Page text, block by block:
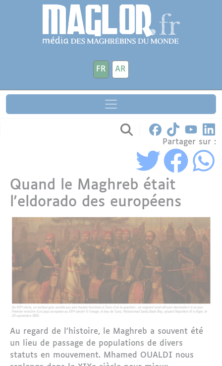
Aller au contenu principal
FR AR
Partager sur :
Quand le Maghreb était
l'eldorado des européens
Au regard de l'histoire, le Maghreb a souvent été
un lieu de passage de populations de divers
statuts en mouvement. Mhamed OUALDI nous
Panneau de gestion des cookies